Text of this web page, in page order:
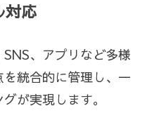
対応
、アプリなど多様
統合的に管理し、一
が実現します。